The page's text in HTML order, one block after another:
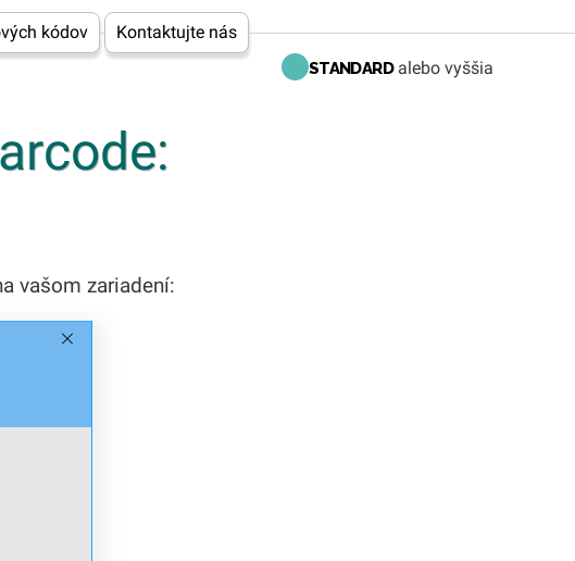
kódov Kontaktujte nás
STANDARDalebo vyššia
vašom zariadení: